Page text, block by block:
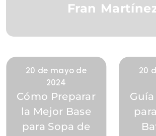
Fran
20 de mayo de
2024
Cómo Preparar
la Mejor Base
para Sopa de
20